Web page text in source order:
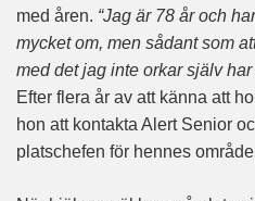
med åren. “Jag är 78 år och
mycket om, men sådant som
med det jag inte orkar själv
Efter flera år av att känna att
hon att kontakta Alert Senior
platschefen för hennes